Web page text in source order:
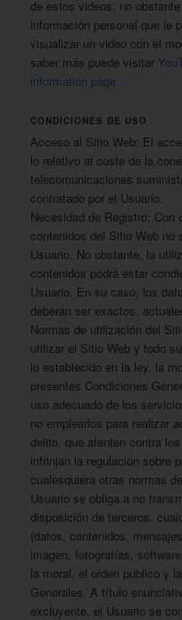
de estos videos, no
información personal que le
visualizar un video con el
saber más puede visitar
information page.
CONDICIONES DE USO
Acceso al Sitio Web: El
lo relativo al coste de la
telecomunicaciones
contratado por el Usuario.
Necesidad de Registro: Con
contenidos del Sitio Web no
Usuario. No obstante, la
contenidos podrá estar
Usuario. En su caso, los
deberán ser exactos,
Normas de utilización del
utilizar el Sitio Web y todo
lo establecido en la ley, la
presentes Condiciones
uso adecuado de los
no emplearlos para realizar
delito, que atenten contra
infrinjan la regulación sobre
cualesquiera otras normas
Usuario se obliga a no
disposición de terceros,
(datos, contenidos,
imagen, fotografías,
la moral, el orden público y
Generales. A título
excluyente, el Usuario se